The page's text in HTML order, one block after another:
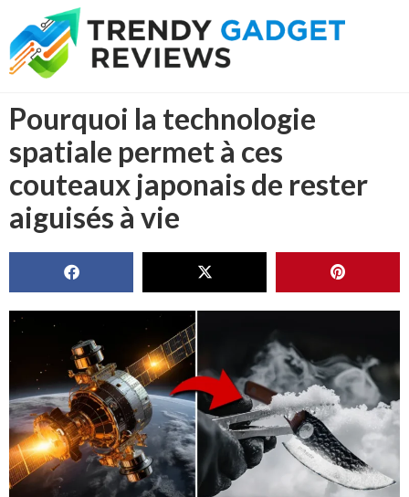
Pourquoi la technologie
spatiale permet à ces
couteaux japonais de rester
aiguisés à vie